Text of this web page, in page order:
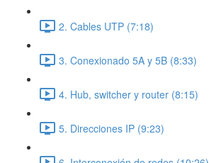
2. Cables UTP (7:18)
3. Conexionado 5A y 5B (8:33)
4. Hub, switcher y router (8:15)
5. Direcciones IP (9:23)